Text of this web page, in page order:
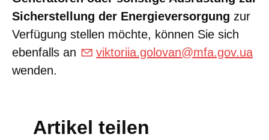
Sicherstellung der Energieversorgung zur
Verfügung stellen möchte, können Sie sich
ebenfalls an
viktoriia.golovan@mfa.gov.ua
wenden.
Artikel teilen